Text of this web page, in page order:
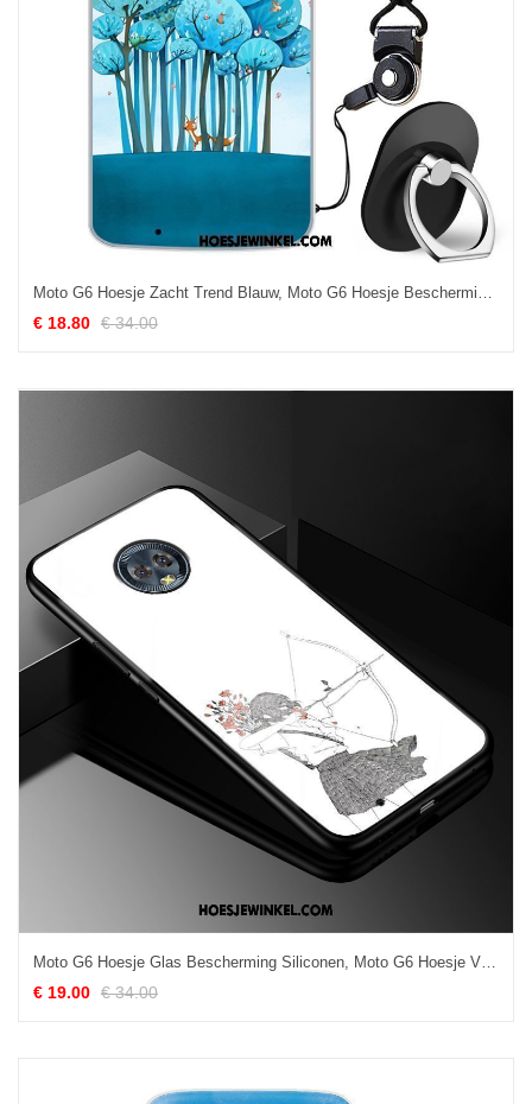
Moto G6 Hoesje Zacht Trend Blauw, Moto G6 Hoesje Bescherming Anti-fall
€ 18.80 € 34.00
€ 19.00 € 34.00